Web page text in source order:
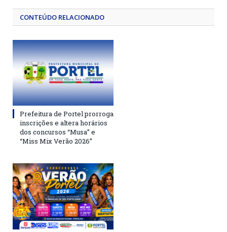
CONTEÚDO RELACIONADO
Prefeitura de Portel prorroga
inscrições e altera horários
dos concursos “Musa” e
“Miss Mix Verão 2026”